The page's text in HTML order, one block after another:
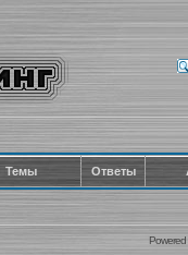
Темы Ответы